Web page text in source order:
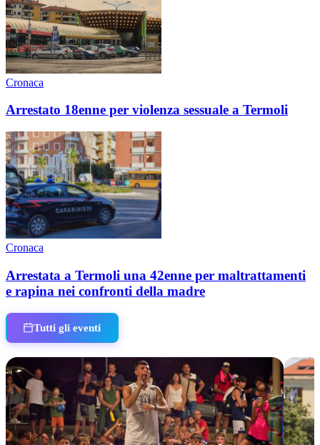
Cronaca
Arrestato 18enne per violenza sessuale a Termoli
Cronaca
Arrestata a Termoli una 42enne per maltrattamenti
e rapina nei confronti della madre
Tutti gli eventi